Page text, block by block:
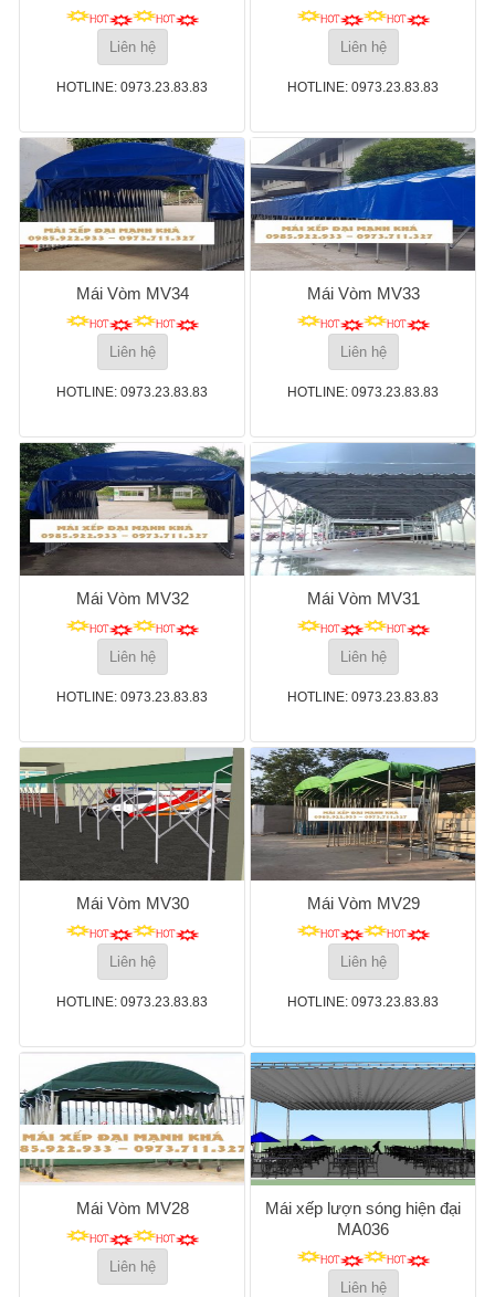
Liên hệ
HOTLINE: 0973.23.83.83
Liên hệ
HOTLINE: 0973.23.83.83
Mái Vòm MV34
Liên hệ
HOTLINE: 0973.23.83.83
Mái Vòm MV33
Liên hệ
HOTLINE: 0973.23.83.83
Mái Vòm MV32
Liên hệ
HOTLINE: 0973.23.83.83
Mái Vòm MV31
Liên hệ
HOTLINE: 0973.23.83.83
Mái Vòm MV30
Liên hệ
HOTLINE: 0973.23.83.83
Mái Vòm MV29
Liên hệ
HOTLINE: 0973.23.83.83
Mái Vòm MV28
Liên hệ
Mái xếp lượn sóng hiện đại
MA036
Liên hệ